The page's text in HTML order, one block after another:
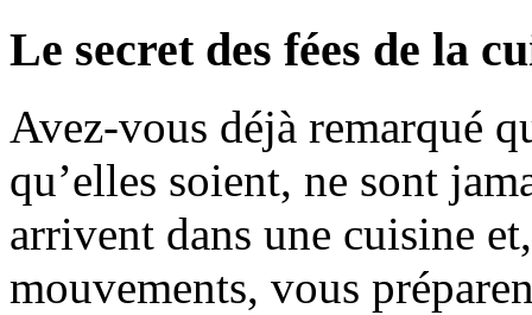
Le secret des fées de la
Avez-vous déjà remarqué
qu’elles soient, ne sont
arrivent dans une cuisine
mouvements, vous